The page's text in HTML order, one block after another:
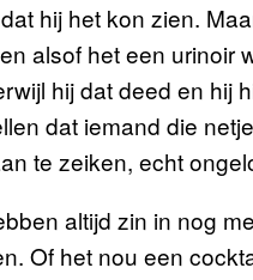
hij het kon zien.
alsof het een urinoir
hij dat deed en hij
dat iemand die
te zeiken, echt
altijd zin in nog
Of het nou een